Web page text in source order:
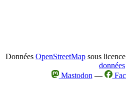
Données OpenStreetMap sous
données
Mastodon —